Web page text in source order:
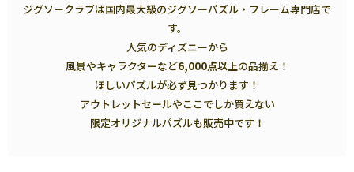
ジグソークラブは国内最大級のジグソーパズル・フレーム専門店で
す。
人気のディズニーから
風景やキャラクターなど6,000点以上の品揃え！
ほしいパズルが必ず見つかります！
アウトレットセールやここでしか買えない
限定オリジナルパズルも販売中です！